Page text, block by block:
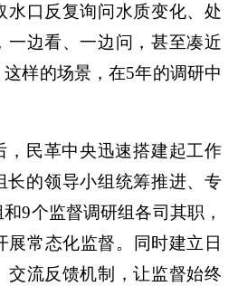
水口反复询问水质变化、处
一边看、一边问，甚至凑近
样的场景，在5年的调研中
，民革中央迅速搭建起工作
的领导小组统筹推进、专
9个监督调研组各司其职，
展常态化监督。同时建立日
交流反馈机制，让监督始终